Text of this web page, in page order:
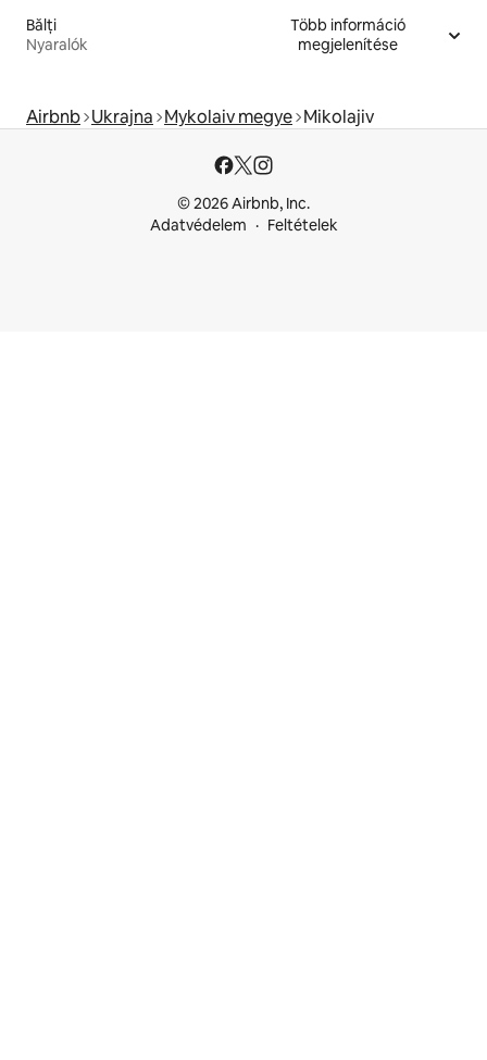
Bălți
Nyaralók
Több információ
megjelenítése
Airbnb Ukrajna Mykolaiv megye Mikolajiv
© 2026 Airbnb, Inc.
Adatvédelem
Feltételek